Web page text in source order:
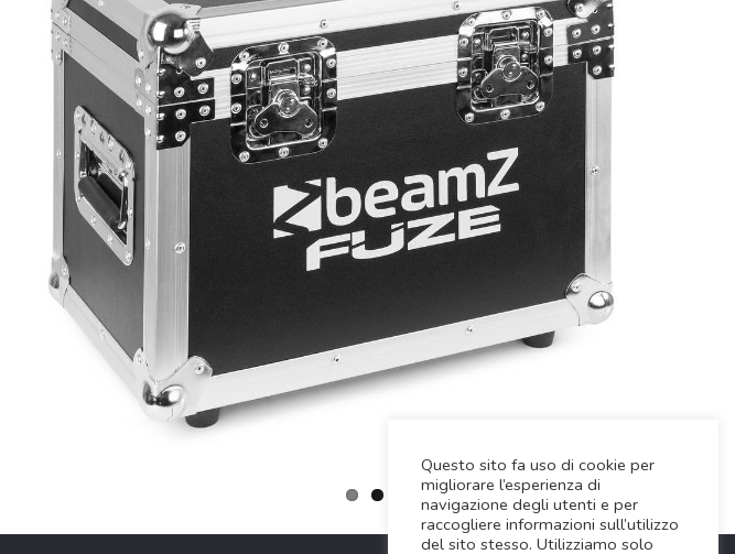
Questo sito fa uso di cookie per
migliorare l’esperienza di
navigazione degli utenti e per
raccogliere informazioni sull’utilizzo
del sito stesso. Utilizziamo solo